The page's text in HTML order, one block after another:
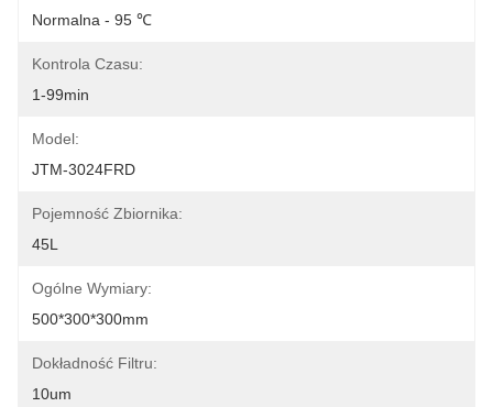
Normalna - 95 ℃
Kontrola Czasu:
1-99min
Model:
JTM-3024FRD
Pojemność Zbiornika:
45L
Ogólne Wymiary:
500*300*300mm
Dokładność Filtru:
10um